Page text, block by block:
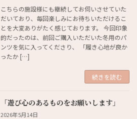
こちらの施設様にも継続してお伺いさせていた
だいており、毎回楽しみにお待ちいただけるこ
とを大変ありがたく感じております。 今回印象
的だったのは、前回ご購入いただいた冬用のパ
ンツを気に入ってくださり、 「履き心地が良か
ったか […]
続きを読む
「遊び心のあるものをお願いします」
2026年5月14日